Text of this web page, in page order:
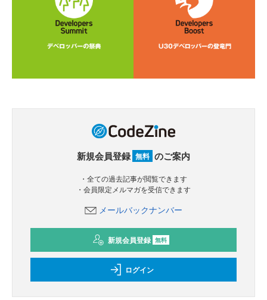
新規会員登録 無料 のご案内
・全ての過去記事が閲覧できます
・会員限定メルマガを受信できます
メールバックナンバー
新規会員登録 無料
ログイン